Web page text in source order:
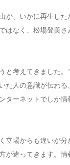
が、いかに再生した
はなく、松場登美
と考えてきました。
た人の意識が伝わる
ターネットでしか情
立場からも違いが分
が違ってきます。情